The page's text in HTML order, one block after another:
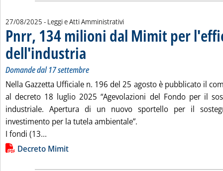
27/08/2025 - Leggi e Atti Amministrativi
Pnrr, 134 milioni dal Mimit per
dell'industria . Sottotitolo: Domande dal 17 settembre
. Pubblicata mercoledì 27 agosto 2025 alle 10.5.
Domande dal 17 settembre
Nella Gazzetta Ufficiale n. 196 del 25 agosto è pubblicato il
al decreto 18 luglio 2025 “Agevolazioni del Fondo per il
industriale. Apertura di un nuovo sportello per il
investimento per la tutela ambientale”.
I fondi (13...
Lista allegati PDF alla notizia
Decreto Mimit